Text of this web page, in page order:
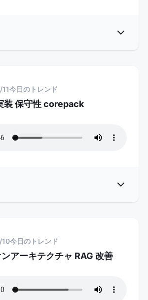
Show
今日のトレンド
装 保守性 corepack
Show
今日のトレンド
アーキテクチャ RAG 改善